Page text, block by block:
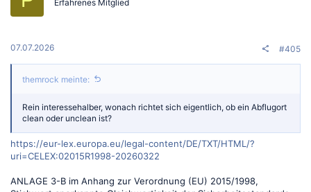
:
Erfahrenes Mitglied
07.07.2026 #405
themrock meinte:
Rein interessehalber, wonach richtet sich eigentlich, ob ein Abflugort
clean oder unclean ist?
https://eur-lex.europa.eu/legal-content/DE/TXT/HTML/?
uri=CELEX:02015R1998-20260322
ANLAGE 3-B im Anhang zur Verordnung (EU) 2015/1998,